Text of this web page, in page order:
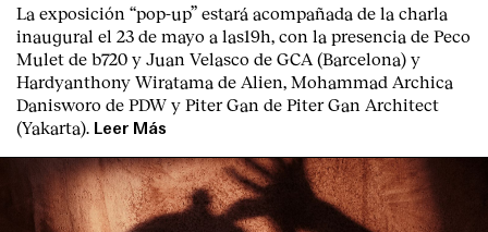
La exposición “pop-up” estará acompañada de la charla
inaugural el 23 de mayo a las19h, con la presencia de Peco
Mulet de b720 y Juan Velasco de GCA (Barcelona) y
Hardyanthony Wiratama de Alien, Mohammad Archica
Danisworo de PDW y Piter Gan de Piter Gan Architect
(Yakarta).
Leer Más